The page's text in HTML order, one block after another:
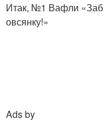
Итак, №1 Вафли
овсянку!»
Ads by